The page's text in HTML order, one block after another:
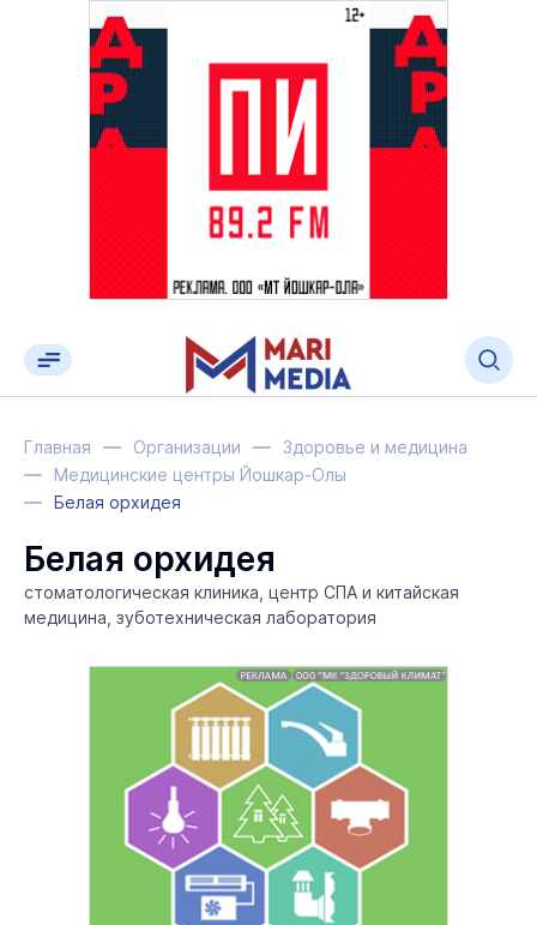
Главная Организации
Здоровье и медицина
Медицинские центры Йошкар-Олы
Белая орхидея
Белая орхидея
стоматологическая клиника, центр СПА и китайская
медицина, зуботехническая лаборатория